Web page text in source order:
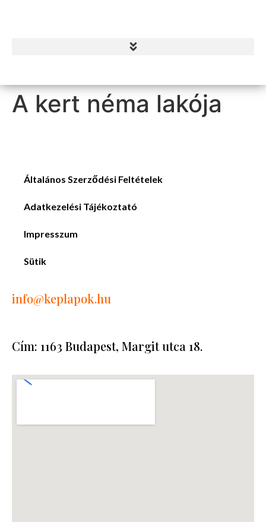
A kert néma lakója
Általános Szerződési Feltételek
Adatkezelési Tájékoztató
Impresszum
Sütik
info@keplapok.hu
Cím: 1163 Budapest, Margit utca 18.